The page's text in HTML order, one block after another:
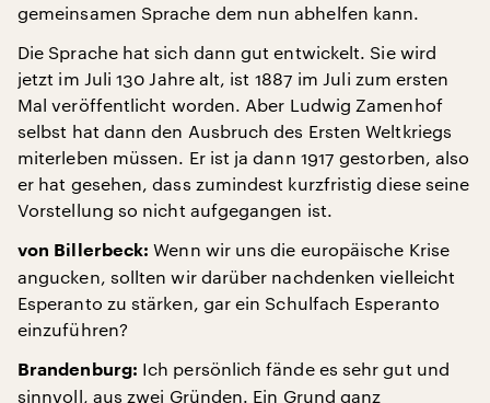
gemeinsamen Sprache dem nun abhelfen kann.
Die Sprache hat sich dann gut entwickelt. Sie wird
jetzt im Juli 130 Jahre alt, ist 1887 im Juli zum ersten
Mal veröffentlicht worden. Aber Ludwig Zamenhof
selbst hat dann den Ausbruch des Ersten Weltkriegs
miterleben müssen. Er ist ja dann 1917 gestorben, also
er hat gesehen, dass zumindest kurzfristig diese seine
Vorstellung so nicht aufgegangen ist.
von Billerbeck: Wenn wir uns die europäische Krise
angucken, sollten wir darüber nachdenken vielleicht
Esperanto zu stärken, gar ein Schulfach Esperanto
einzuführen?
Brandenburg: Ich persönlich fände es sehr gut und
sinnvoll, aus zwei Gründen. Ein Grund ganz